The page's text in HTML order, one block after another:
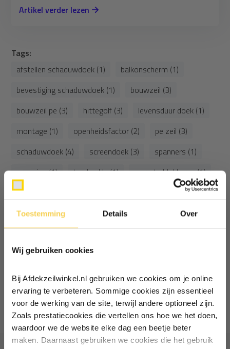
Toestemming Details Over
Wij gebruiken cookies
Bij Afdekzeilwinkel.nl gebruiken we cookies om je online
ervaring te verbeteren. Sommige cookies zijn essentieel
voor de werking van de site, terwijl andere optioneel zijn.
Zoals prestatiecookies die vertellen ons hoe we het doen,
waardoor we de website elke dag een beetje beter
maken. Daarnaast gebruiken we cookies die het gebruik
Artikel verder lezen
Tags:
afstellen schaduwdoek (1)
balkonscherm (1)
bevestiging schaduwdoek (1)
bouwzeil (3)
bouwzeil pe (3)
hittegolf (3)
levensduur doek (1)
montage (1)
openheidsfactor (2)
pe zeil (3)
schaduwdoek (4)
screendoek (3)
spanners (1)
spanning (1)
turnbuckle (1)
warmte blokkeren (1)
warmte blokkering (1)
waterafvoer (1)
wind zonwering (1)
zonwering hangen (1)
zonwering tips (1)
1van1 artikelen
Ontvang €5,- korting!
Schrijf je in voor de nieuwsbrief en
Vul je e-mailadres in‍⁪⁪
Particulier Zakelijk